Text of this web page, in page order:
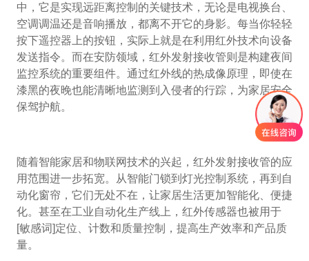
中，它是实现远距离控制的关键技术，无论是电视换台、
空调调温还是音响播放，都离不开它的身影。每当你轻轻
按下遥控器上的按钮，实际上就是在利用红外技术向设备
发送指令。而在安防领域，红外发射接收管则是构建夜间
监控系统的重要组件。通过红外线的热成像原理，即使在
漆黑的夜晚也能清晰地监测到入侵者的行踪，为家居安全
保驾护航。
随着智能家居和物联网技术的兴起，红外发射接收管的应
用范围进一步拓宽。从智能门锁到灯光控制系统，再到自
动化窗帘，它们无处不在，让家居生活更加智能化、便捷
化。甚至在工业自动化生产线上，红外传感器也被用于
[敏感词]定位、计数和质量控制，提高生产效率和产品质
量。